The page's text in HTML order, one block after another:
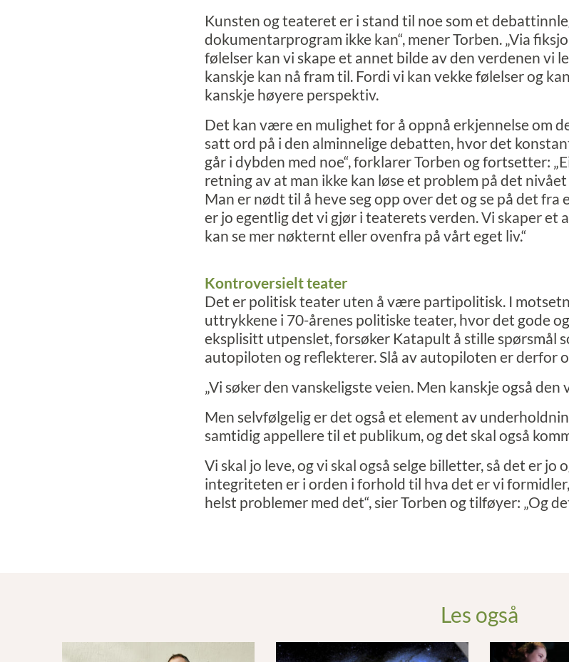
Kunsten og teateret er i stand til noe som et
dokumentarprogram ikke kan“, mener Torben. „Via
følelser kan vi skape et annet bilde av den verdenen vi
kanskje kan nå fram til. Fordi vi kan vekke følelser og
kanskje høyere perspektiv.
Det kan være en mulighet for å oppnå erkjennelse om
satt ord på i den alminnelige debatten, hvor det
går i dybden med noe“, forklarer Torben og fortsetter:
retning av at man ikke kan løse et problem på det
Man er nødt til å heve seg opp over det og se på det fra
er jo egentlig det vi gjør i teaterets verden. Vi skaper et
kan se mer nøkternt eller ovenfra på vårt eget liv.“
Kontroversielt teater
Det er politisk teater uten å være partipolitisk. I
uttrykkene i 70-årenes politiske teater, hvor det gode
eksplisitt utpenslet, forsøker Katapult å stille spørsmål
autopiloten og reflekterer.Slå av autopiloten er derfor
„Vi søker den vanskeligste veien. Men kanskje også
Men selvfølgelig er det også et element av
samtidig appellere til et publikum, og det skal også
Vi skal jo leve, og vi skal også selge billetter, så det er jo
integriteten er i orden i forhold til hva det er vi
helst problemer med det“, sier Torben og tilføyer: „Og
Les også